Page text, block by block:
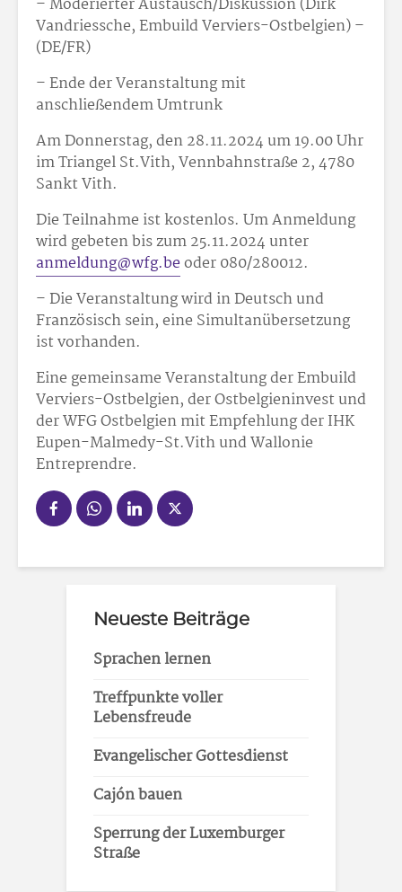
– Moderierter Austausch/Diskussion (Dirk
Vandriessche, Embuild Verviers-Ostbelgien) –
(DE/FR)
– Ende der Veranstaltung mit
anschließendem Umtrunk
Am Donnerstag, den 28.11.2024 um 19.00 Uhr
im Triangel St.Vith, Vennbahnstraße 2, 4780
Sankt Vith.
Die Teilnahme ist kostenlos. Um Anmeldung
wird gebeten bis zum 25.11.2024 unter
anmeldung@wfg.beoder 080/280012.
– Die Veranstaltung wird in Deutsch und
Französisch sein, eine Simultanübersetzung
ist vorhanden.
Eine gemeinsame Veranstaltung der Embuild
Verviers-Ostbelgien, der Ostbelgieninvest und
der WFG Ostbelgien mit Empfehlung der IHK
Eupen-Malmedy-St.Vith und Wallonie
Entreprendre.
Neueste Beiträge
Sprachen lernen
Treffpunkte voller
Lebensfreude
Evangelischer Gottesdienst
Cajón bauen
Sperrung der Luxemburger
Straße